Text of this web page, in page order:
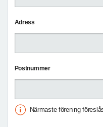
Adress
Postnummer
Närmaste förening